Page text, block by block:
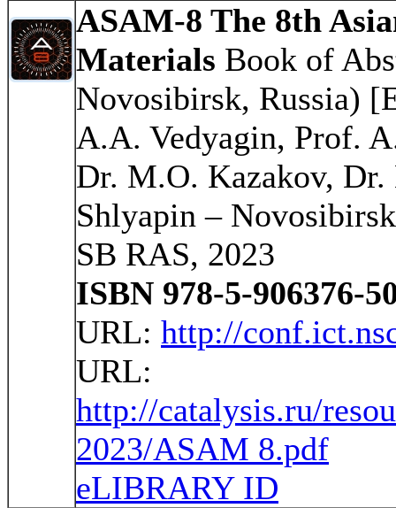
ASAM-8 The 8th
Materials Book of
Novosibirsk, Russia)
A.A. Vedyagin, Prof.
Dr. M.O. Kazakov,
Shlyapin –
SB RAS, 2023
ISBN 978-5-906376-
URL: http://
URL:
http://catalysis.ru/
2023/ASAM 8.pdf
eLIBRARY ID